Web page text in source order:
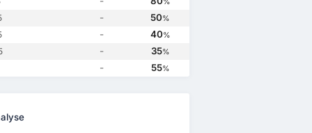
%
- 50%
- 40%
- 35%
- 55%